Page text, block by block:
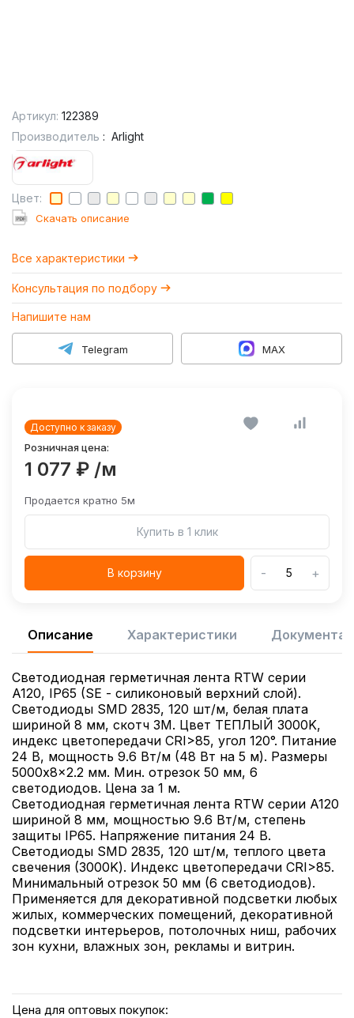
Артикул: 122389
Производитель : Arlight
Цвет:
Cкачать описание
Все характеристики
Консультация по подбору
Напишите нам
Telegram MAX
Доступно к заказу
Розничная цена:
1 077 ₽ /м
Продается кратно 5м
Купить в 1 клик
В корзину - +
Описание Характеристики
Светодиодная герметичная лента RTW серии
A120, IP65 (SE - силиконовый верхний слой).
Светодиоды SMD 2835, 120 шт/м, белая плата
шириной 8 мм, скотч 3M. Цвет ТЕПЛЫЙ 3000K,
индекс цветопередачи CRI>85, угол 120°. Питание
24 В, мощность 9.6 Вт/м (48 Вт на 5 м). Размеры
5000x8x2.2 мм. Мин. отрезок 50 мм, 6
светодиодов. Цена за 1 м.
Светодиодная герметичная лента RTW серии A120
шириной 8 мм, мощностью 9.6 Вт/м, степень
защиты IP65. Напряжение питания 24 В.
Светодиоды SMD 2835, 120 шт/м, теплого цвета
свечения (3000K). Индекс цветопередачи CRI>85.
Минимальный отрезок 50 мм (6 светодиодов).
Применяется для декоративной подсветки любых
жилых, коммерческих помещений, декоративной
подсветки интерьеров, потолочных ниш, рабочих
зон кухни, влажных зон, рекламы и витрин.
Цена для оптовых покупок: